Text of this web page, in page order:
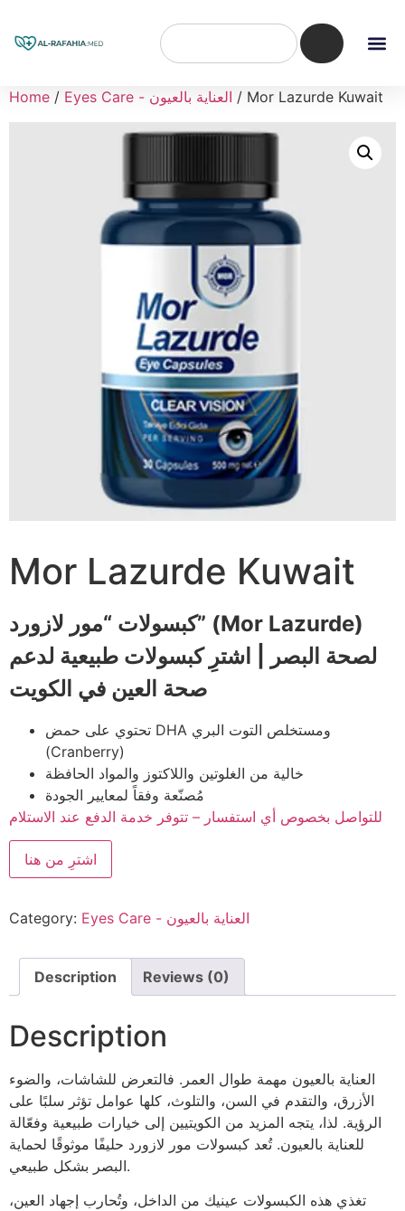
Home / Eyes Care - العناية بالعيون / Mor Lazurde Kuwait
Mor Lazurde Kuwait
كبسولات “مور لازورد” (Mor Lazurde)
لصحة البصر | اشترِ كبسولات طبيعية لدعم
صحة العين في الكويت
تحتوي على حمض DHA ومستخلص التوت البري
(Cranberry)
خالية من الغلوتين واللاكتوز والمواد الحافظة
مُصنّعة وفقاً لمعايير الجودة
للتواصل بخصوص أي استفسار – تتوفر خدمة الدفع عند الاستلام
اشترِ من هنا
Category: Eyes Care - العناية بالعيون
Description Reviews (0)
Description
العناية بالعيون مهمة طوال العمر. فالتعرض للشاشات، والضوء
الأزرق، والتقدم في السن، والتلوث، كلها عوامل تؤثر سلبًا على
الرؤية. لذا، يتجه المزيد من الكويتيين إلى خيارات طبيعية وفعّالة
للعناية بالعيون. تُعد كبسولات مور لازورد حليفًا موثوقًا لحماية
البصر بشكل طبيعي.
تغذي هذه الكبسولات عينيك من الداخل، وتُحارب إجهاد العين،